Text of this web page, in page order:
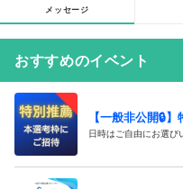
メッセージ
おすすめのイベント
【一般非公開🔒️
日時はご自由にお選び